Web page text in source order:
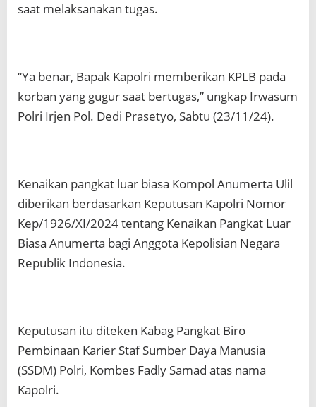
saat melaksanakan tugas.
“Ya benar, Bapak Kapolri memberikan KPLB pada
korban yang gugur saat bertugas,” ungkap Irwasum
Polri Irjen Pol. Dedi Prasetyo, Sabtu (23/11/24).
Kenaikan pangkat luar biasa Kompol Anumerta Ulil
diberikan berdasarkan Keputusan Kapolri Nomor
Kep/1926/XI/2024 tentang Kenaikan Pangkat Luar
Biasa Anumerta bagi Anggota Kepolisian Negara
Republik Indonesia.
Keputusan itu diteken Kabag Pangkat Biro
Pembinaan Karier Staf Sumber Daya Manusia
(SSDM) Polri, Kombes Fadly Samad atas nama
Kapolri.